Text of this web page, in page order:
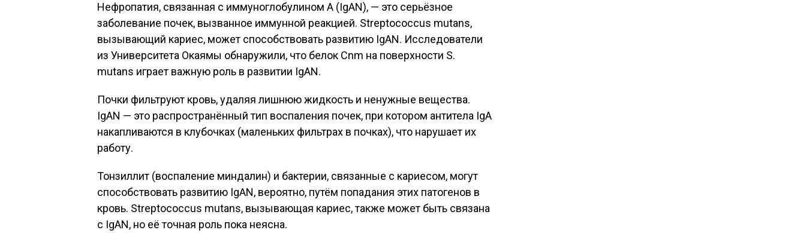
Нефропатия, связанная с иммуноглобулином A (IgAN), — это серьёзное
заболевание почек, вызванное иммунной реакцией. Streptococcus mutans,
вызывающий кариес, может способствовать развитию IgAN. Исследователи
из Университета Окаямы обнаружили, что белок Cnm на поверхности S.
mutans играет важную роль в развитии IgAN.
Почки фильтруют кровь, удаляя лишнюю жидкость и ненужные вещества.
IgAN — это распространённый тип воспаления почек, при котором антитела IgA
накапливаются в клубочках (маленьких фильтрах в почках), что нарушает их
работу.
Тонзиллит (воспаление миндалин) и бактерии, связанные с кариесом, могут
способствовать развитию IgAN, вероятно, путём попадания этих патогенов в
кровь. Streptococcus mutans, вызывающая кариес, также может быть связана
с IgAN, но её точная роль пока неясна.